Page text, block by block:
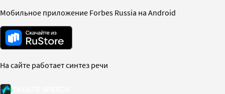
Мобильное приложение Forbes Russia на Android
На сайте работает синтез речи